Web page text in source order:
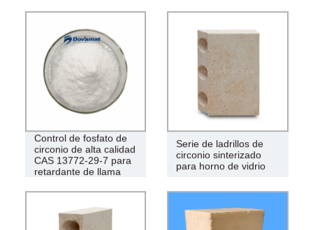
Control de fosfato de
circonio de alta calidad
CAS 13772-29-7 para
retardante de llama
Serie de ladrillos de
circonio sinterizado
para horno de vidrio